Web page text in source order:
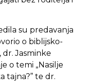
su predavanja
o biblijsko-
Jasminke
o temi „Nasilje
tajna?” te dr.